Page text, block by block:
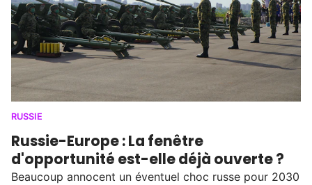
RUSSIE
Russie-Europe : La fenêtre
d'opportunité est-elle déjà ouverte ?
Beaucoup annocent un éventuel choc russe pour 2030